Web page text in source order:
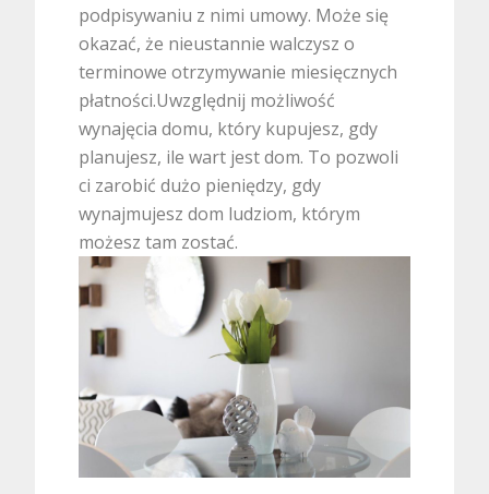
podpisywaniu z nimi umowy. Może się
okazać, że nieustannie walczysz o
terminowe otrzymywanie miesięcznych
płatności.Uwzględnij możliwość
wynajęcia domu, który kupujesz, gdy
planujesz, ile wart jest dom. To pozwoli
ci zarobić dużo pieniędzy, gdy
wynajmujesz dom ludziom, którym
możesz tam zostać.